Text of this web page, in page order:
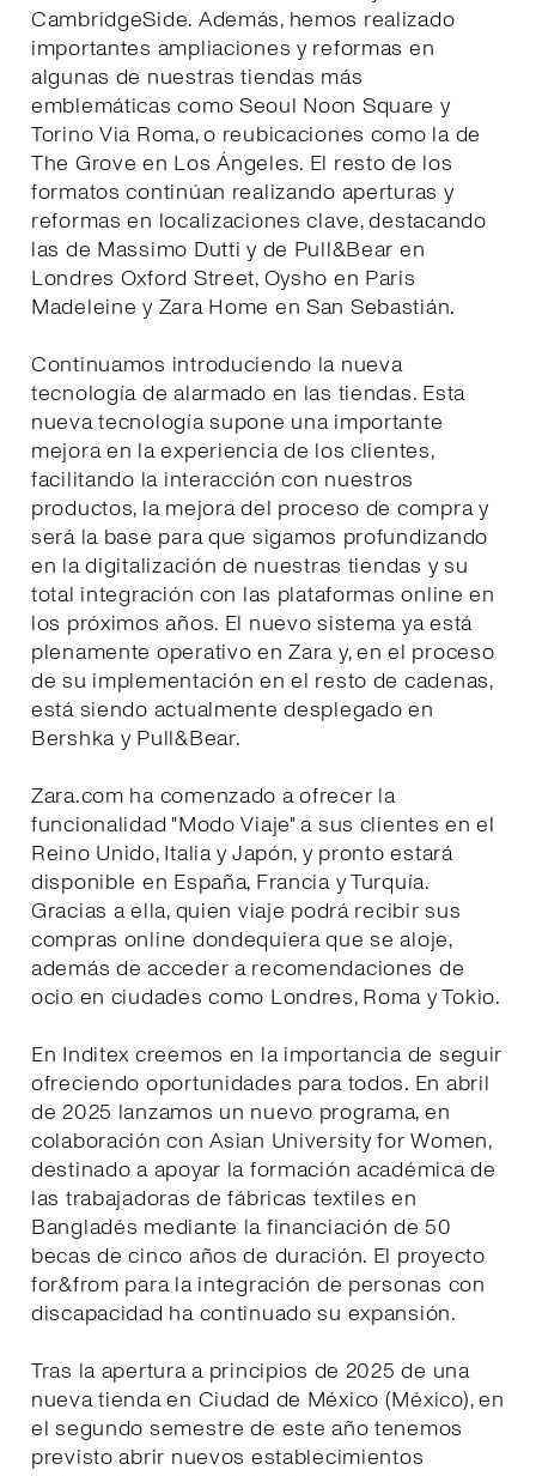
CambridgeSide. Además, hemos realizado
importantes ampliaciones y reformas en
algunas de nuestras tiendas más
emblemáticas como Seoul Noon Square y
Torino Via Roma, o reubicaciones como la de
The Grove en Los Ángeles. El resto de los
formatos continúan realizando aperturas y
reformas en localizaciones clave, destacando
las de Massimo Dutti y de Pull&Bear en
Londres Oxford Street, Oysho en Paris
Madeleine y Zara Home en San Sebastián.
Continuamos introduciendo la nueva
tecnología de alarmado en las tiendas. Esta
nueva tecnología supone una importante
mejora en la experiencia de los clientes,
facilitando la interacción con nuestros
productos, la mejora del proceso de compra y
será la base para que sigamos profundizando
en la digitalización de nuestras tiendas y su
total integración con las plataformas online en
los próximos años. El nuevo sistema ya está
plenamente operativo en Zara y, en el proceso
de su implementación en el resto de cadenas,
está siendo actualmente desplegado en
Bershka y Pull&Bear.
Zara.com ha comenzado a ofrecer la
funcionalidad "Modo Viaje" a sus clientes en el
Reino Unido, Italia y Japón, y pronto estará
disponible en España, Francia y Turquía.
Gracias a ella, quien viaje podrá recibir sus
compras online dondequiera que se aloje,
además de acceder a recomendaciones de
ocio en ciudades como Londres, Roma y Tokio.
En Inditex creemos en la importancia de seguir
ofreciendo oportunidades para todos. En abril
de 2025 lanzamos un nuevo programa, en
colaboración con Asian University for Women,
destinado a apoyar la formación académica de
las trabajadoras de fábricas textiles en
Bangladés mediante la financiación de 50
becas de cinco años de duración. El proyecto
for&from para la integración de personas con
discapacidad ha continuado su expansión.
Tras la apertura a principios de 2025 de una
nueva tienda en Ciudad de México (México), en
el segundo semestre de este año tenemos
previsto abrir nuevos establecimientos